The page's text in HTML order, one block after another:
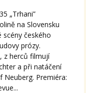
„Trhani”
na Slovensku
scény českého
prózy.
z herců filmují
a při natáčení
Neuberg. Premiéra: